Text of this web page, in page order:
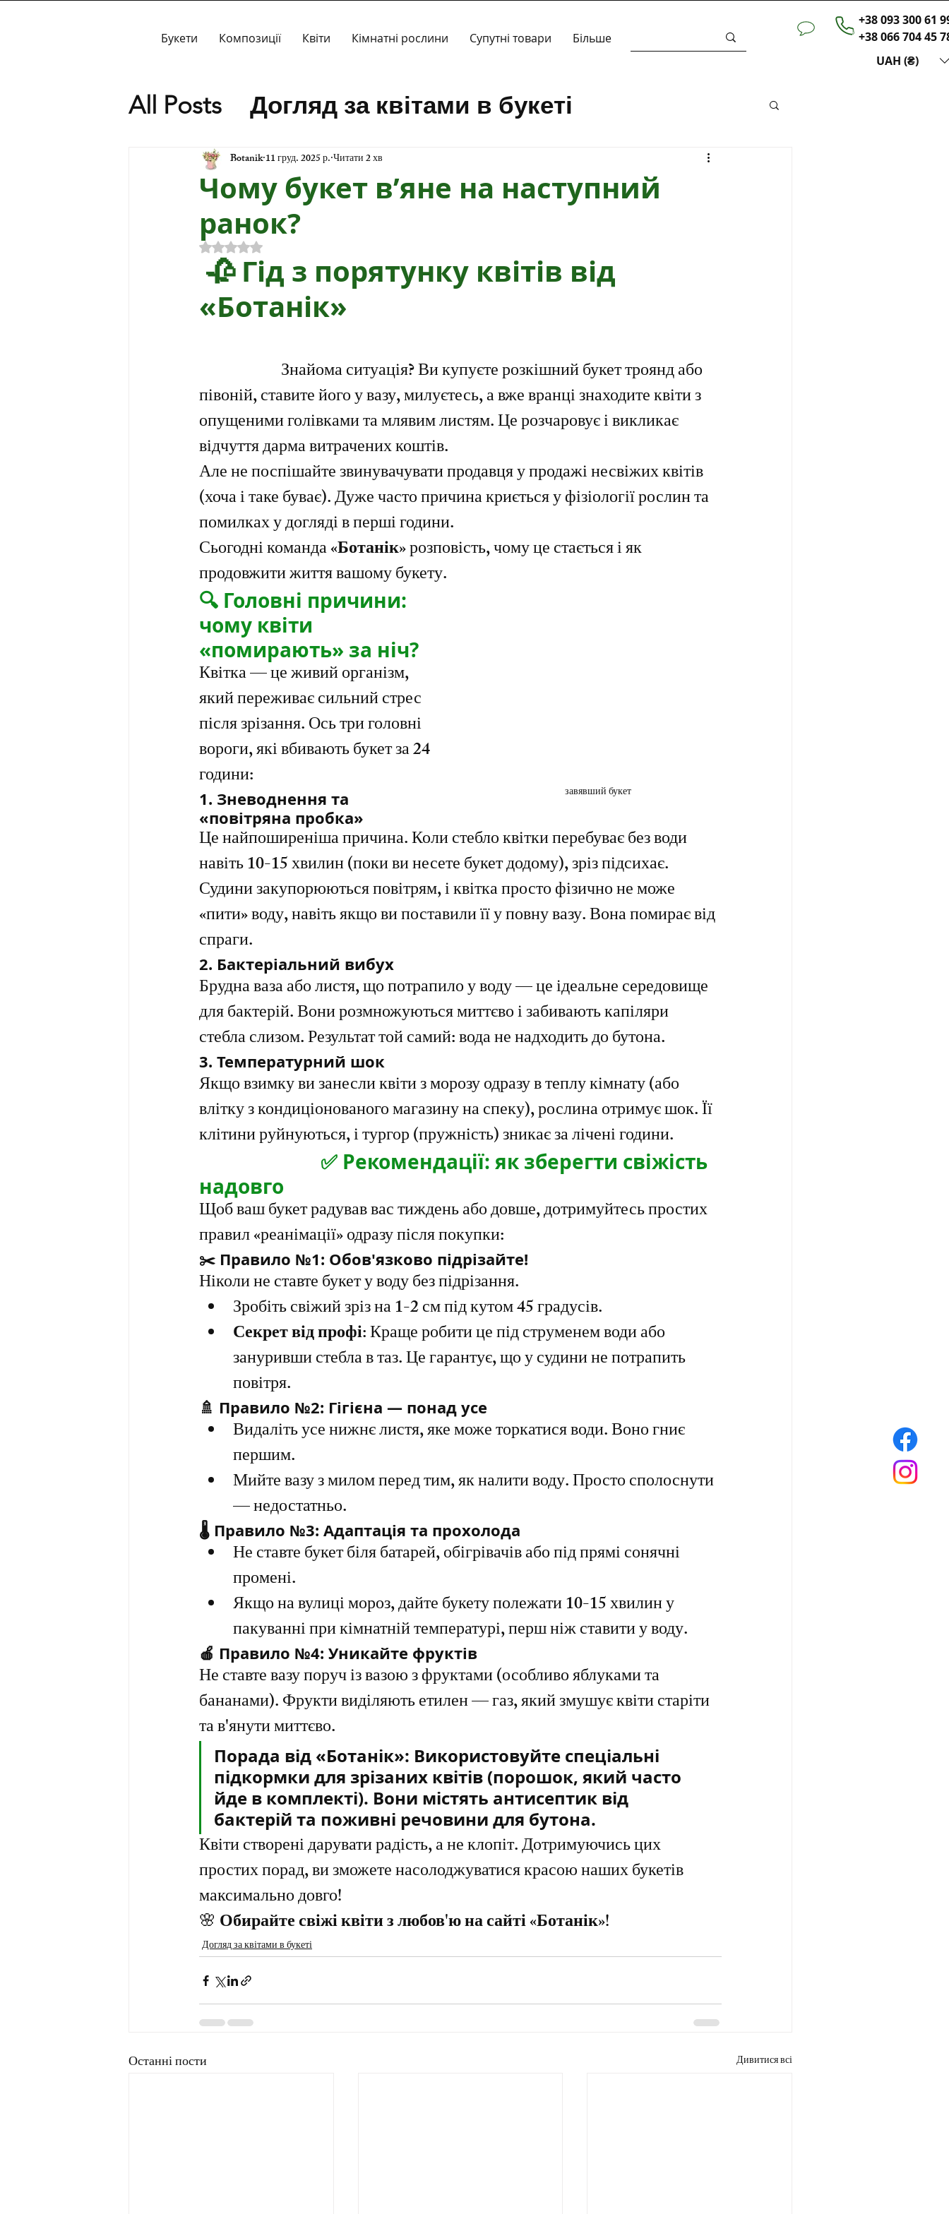
Букети Композиції Квіти Кімнатні рослини Супутні товари Більше
+38 093 300 61
+38 066 704 45
UAH (₴)
All Posts
Догляд за квітами в букеті
Спеціальні пропозиції
Історія
Чому букет в’яне на наступний
ранок?
Botanik 11 груд. 2025 р. Читати 2 хв
Оцінка: NaN з 5 зірок.
«Ботанік»
Знайома ситуація? Ви купуєте розкішний букет троянд або
півоній, ставите його у вазу, милуєтесь, а вже вранці знаходите квіти з
опущеними голівками та млявим листям. Це розчаровує і викликає
відчуття дарма витрачених коштів.
Але не поспішайте звинувачувати продавця у продажі несвіжих квітів
(хоча і таке буває). Дуже часто причина криється у фізіології рослин та
помилках у догляді в перші години.
Сьогодні команда «Ботанік» розповість, чому це стається і як
продовжити життя вашому букету.
завявший букет
🔍 Головні причини:
чому квіти
«помирають» за ніч?
Квітка — це живий організм,
який переживає сильний стрес
після зрізання. Ось три головні
вороги, які вбивають букет за 24
години:
1. Зневоднення та
«повітряна пробка»
Це найпоширеніша причина. Коли стебло квітки перебуває без води
навіть 10-15 хвилин (поки ви несете букет додому), зріз підсихає.
Судини закупорюються повітрям, і квітка просто фізично не може
«пити» воду, навіть якщо ви поставили її у повну вазу. Вона помирає від
спраги.
2. Бактеріальний вибух
Брудна ваза або листя, що потрапило у воду — це ідеальне середовище
для бактерій. Вони розмножуються миттєво і забивають капіляри
стебла слизом. Результат той самий: вода не надходить до бутона.
3. Температурний шок
Якщо взимку ви занесли квіти з морозу одразу в теплу кімнату (або
влітку з кондиціонованого магазину на спеку), рослина отримує шок. Її
клітини руйнуються, і тургор (пружність) зникає за лічені години.
✅ Рекомендації: як зберегти свіжість
надовго
Щоб ваш букет радував вас тиждень або довше, дотримуйтесь простих
правил «реанімації» одразу після покупки:
✂️ Правило №1: Обов'язково підрізайте!
Ніколи не ставте букет у воду без підрізання.
Зробіть свіжий зріз на 1-2 см під кутом 45 градусів.
Секрет від профі: Краще робити це під струменем води або
зануривши стебла в таз. Це гарантує, що у судини не потрапить
повітря.
🚿 Правило №2: Гігієна — понад усе
Видаліть усе нижнє листя, яке може торкатися води. Воно гниє
першим.
Мийте вазу з милом перед тим, як налити воду. Просто сполоснути
— недостатньо.
🌡️ Правило №3: Адаптація та прохолода
Не ставте букет біля батарей, обігрівачів або під прямі сонячні
промені.
Якщо на вулиці мороз, дайте букету полежати 10-15 хвилин у
пакуванні при кімнатній температурі, перш ніж ставити у воду.
🍎 Правило №4: Уникайте фруктів
Не ставте вазу поруч із вазою з фруктами (особливо яблуками та
бананами). Фрукти виділяють етилен — газ, який змушує квіти старіти
та в'янути миттєво.
Порада від «Ботанік»: Використовуйте спеціальні
підкормки для зрізаних квітів (порошок, який часто
йде в комплекті). Вони містять антисептик від
бактерій та поживні речовини для бутона.
Квіти створені дарувати радість, а не клопіт. Дотримуючись цих
простих порад, ви зможете насолоджуватися красою наших букетів
максимально довго!
🌸 Обирайте свіжі квіти з любов'ю на сайті «Ботанік»!
Догляд за квітами в букеті
Останні пости Дивитися всі